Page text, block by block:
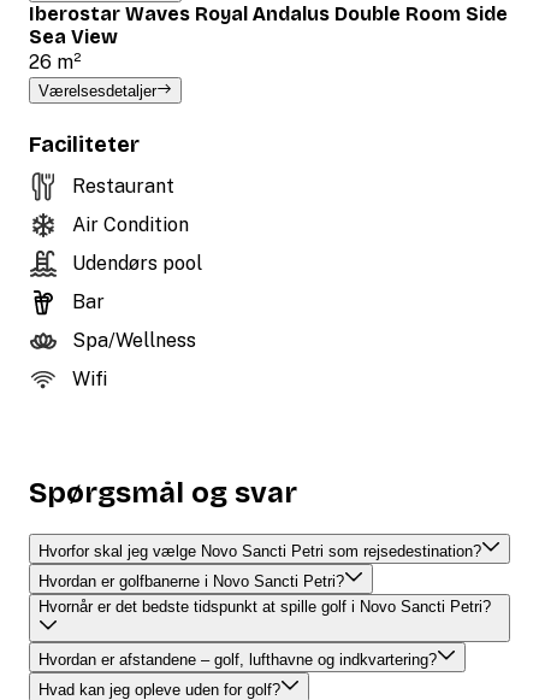
Iberostar Waves Royal Andalus Double Room Side
Sea View
26 m²
Værelsesdetaljer
Faciliteter
Restaurant
Air Condition
Udendørs pool
Bar
Spa/Wellness
Wifi
Spørgsmål og svar
Hvorfor skal jeg vælge Novo Sancti Petri som rejsedestination?
Hvordan er golfbanerne i Novo Sancti Petri?
Hvornår er det bedste tidspunkt at spille golf i Novo Sancti Petri?
Hvordan er afstandene – golf, lufthavne og indkvartering?
Hvad kan jeg opleve uden for golf?